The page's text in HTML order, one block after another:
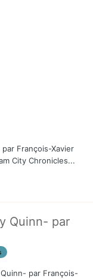
par François-Xavier
City Chronicles...
Quinn- par
par François-